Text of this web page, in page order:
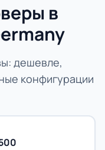
в
дешевле,
конфигурации